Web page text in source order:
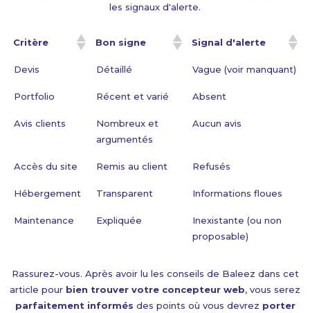
les signaux d'alerte.
Critère Bon signe
Signal d'alerte
Critère
Bon signe Signal d'alerte
Devis Détaillé Vague (voir manquant)
Portfolio Récent et varié Absent
Avis clients
Nombreux et
argumentés
Aucun avis
Accès du site Remis au client Refusés
Hébergement Transparent Informations floues
Maintenance Expliquée
Inexistante (ou non
proposable)
Rassurez-vous. Après avoir lu les conseils de Baleez dans cet
article pour bien trouver votre concepteur web, vous serez
parfaitement informés des points où vous devrez porter